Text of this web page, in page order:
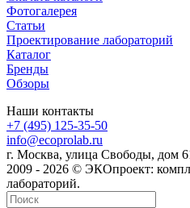
Фотогалерея
Статьи
Проектирование лабораторий
Каталог
Бренды
Обзоры
Наши контакты
+7 (495) 125-35-50
info@ecoprolab.ru
г. Москва, улица Свободы, дом
2009 - 2026 © ЭКОпроект:
лабораторий.